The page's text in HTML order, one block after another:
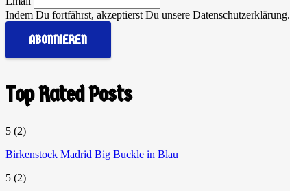
Indem Du fortfährst, akzeptierst Du unsere Datenschutzerklärung.
Top Rated Posts
5 (2)
Birkenstock Madrid Big Buckle in Blau
5 (2)